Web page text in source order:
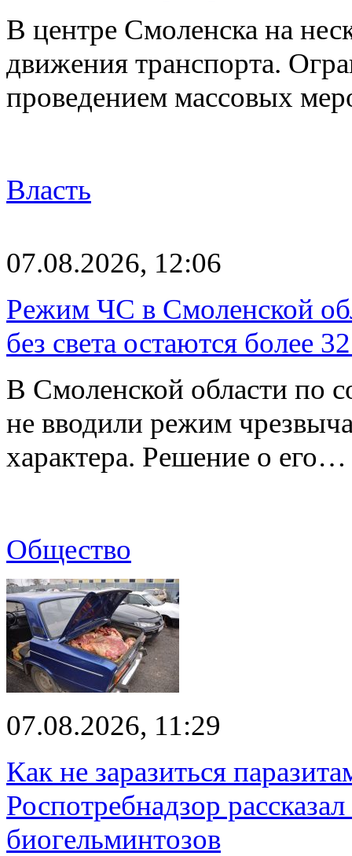
В центре Смоленска на
движения транспорта.
проведением массовых
Власть
07.08.2026, 12:06
Режим ЧС в Смоленской
без света остаются более
В Смоленской области по
не вводили режим
характера. Решение о его…
Общество
07.08.2026, 11:29
Как не заразиться
Роспотребнадзор
биогельминтозов